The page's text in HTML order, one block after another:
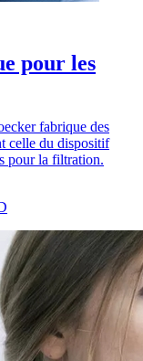
pour les
fabrique des
celle du dispositif
pour la filtration.